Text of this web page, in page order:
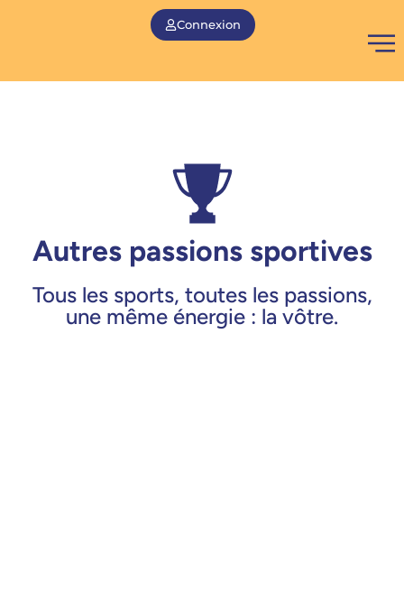
Connexion
Autres passions sportives
Tous les sports, toutes les passions,
une même énergie : la vôtre.